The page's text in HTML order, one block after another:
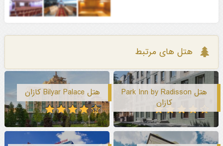
هتل های مرتبط
هتل Park Inn by Radisson
کازان
هتل Bilyar Palace کازان